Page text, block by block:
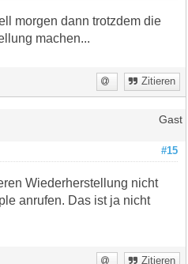
morgen dann trotzdem die
machen...
Zitieren
Gast
#15
Wiederherstellung nicht
anrufen. Das ist ja nicht
Zitieren